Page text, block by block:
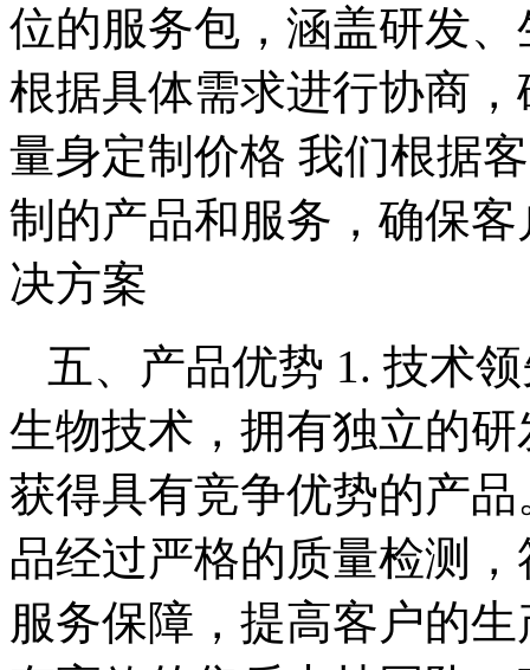
位的服务包，涵盖研发
根据具体需求进行协商
量身定制价格 我们根据
制的产品和服务，确保
决方案
五、产品优势 1. 技术
生物技术，拥有独立的
获得具有竞争优势的产
品经过严格的质量检测
服务保障，提高客户的